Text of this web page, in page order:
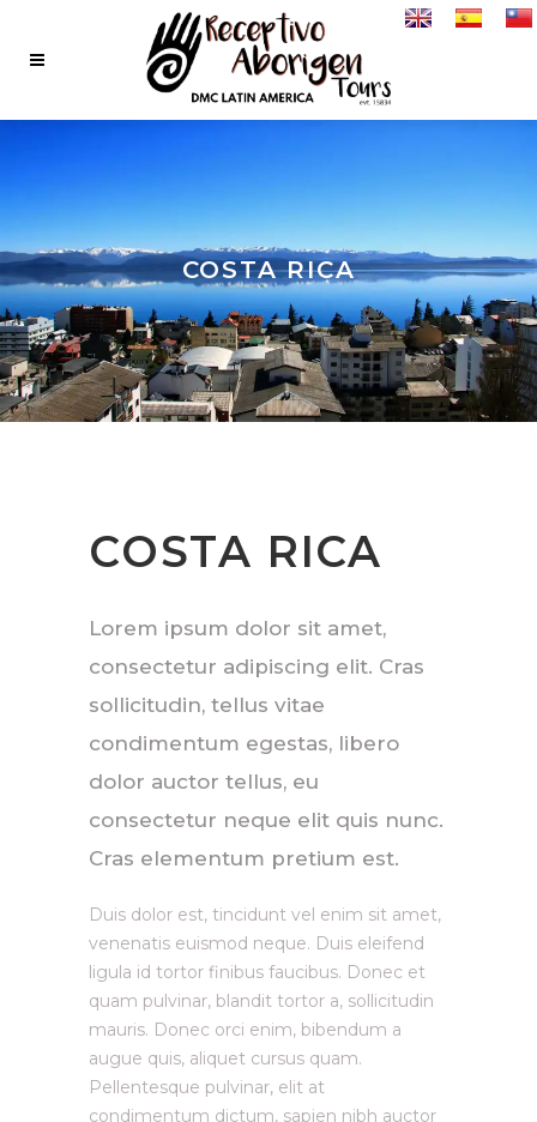
COSTA RICA
COSTA RICA
Lorem ipsum dolor sit amet,
consectetur adipiscing elit. Cras
sollicitudin, tellus vitae
condimentum egestas, libero
dolor auctor tellus, eu
consectetur neque elit quis nunc.
Cras elementum pretium est.
Duis dolor est, tincidunt vel enim sit amet,
venenatis euismod neque. Duis eleifend
ligula id tortor finibus faucibus. Donec et
quam pulvinar, blandit tortor a, sollicitudin
mauris. Donec orci enim, bibendum a
augue quis, aliquet cursus quam.
Pellentesque pulvinar, elit at
condimentum dictum, sapien nibh auctor